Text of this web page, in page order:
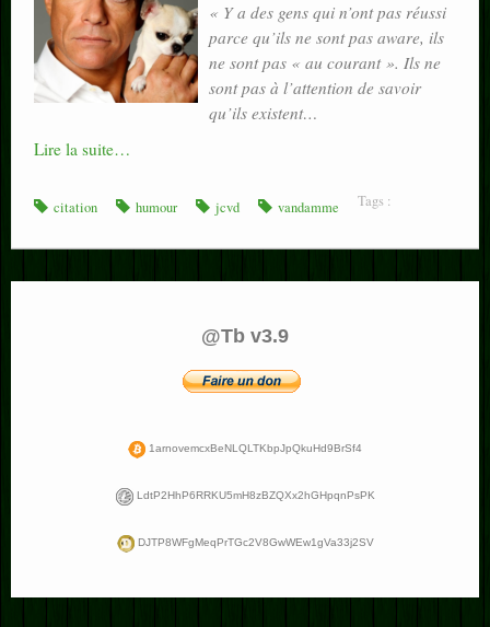
« Y a des gens qui n’ont pas réussi
parce qu’ils ne sont pas aware, ils
ne sont pas « au courant ». Ils ne
sont pas à l’attention de savoir
qu’ils existent…
Lire la suite…
Tags :
citation humour jcvd vandamme
@Tb v3.9
1arnovemcxBeNLQLTKbpJpQkuHd9BrSf4
LdtP2HhP6RRKU5mH8zBZQXx2hGHpqnPsPK
DJTP8WFgMeqPrTGc2V8GwWEw1gVa33j2SV